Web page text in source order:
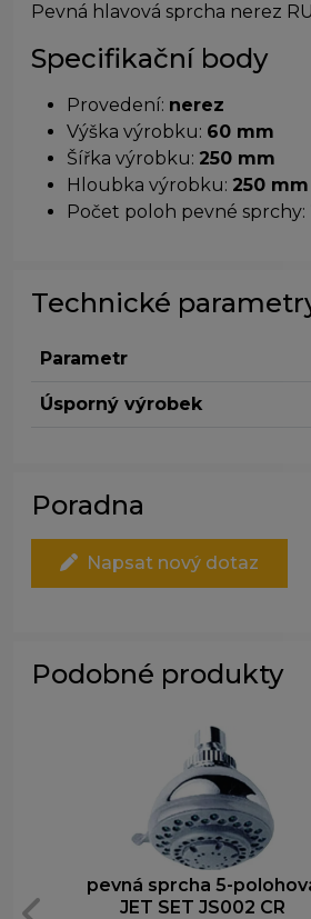
Pevná hlavová sprcha nerez
Specifikační body
Provedení: nerez
Výška výrobku: 60 mm
Šířka výrobku: 250 mm
Hloubka výrobku: 250 mm
Počet poloh pevné sprchy:
Technické
Parametr
Úsporný výrobek
Poradna
Napsat nový dotaz
Podobné produkty
pevná sprcha 5-
JET SET JS002 CR